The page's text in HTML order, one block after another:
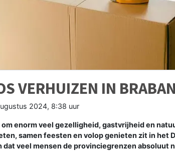
VERHUIZEN IN
2024, 8:38 uur
enorm veel gezelligheid, gastvrijheid en
samen feesten en volop genieten zit in het
dat veel mensen de provinciegrenzen absoluut